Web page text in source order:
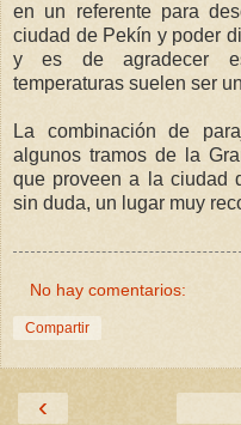
en un referente para
ciudad de Pekín y poder
y es de agradecer
temperaturas suelen ser
La combinación de
algunos tramos de la
que proveen a la ciudad
sin duda, un lugar muy
No hay comentarios:
Compartir
‹